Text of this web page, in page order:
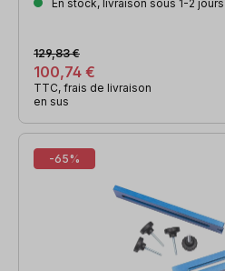
En stock, livraison sous 1-2
100,74 €
129,83 €
TTC, frais de livraison
en sus
-65%